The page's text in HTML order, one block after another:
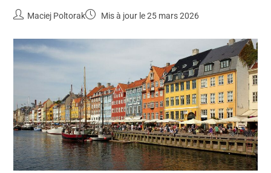
Maciej Poltorak Mis à jour le 25 mars 2026